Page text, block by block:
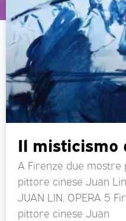
Il misticismo
A Firenze due mostre
pittore cinese Juan
JUAN LIN. OPERA 5
pittore cinese Juan